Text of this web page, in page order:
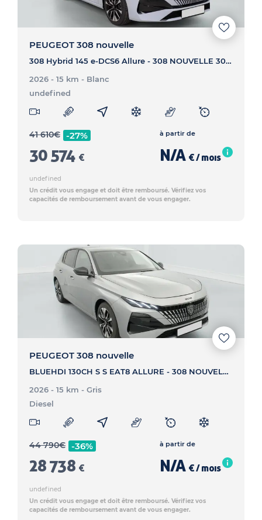
PEUGEOT 308 nouvelle
308 Hybrid 145 e-DCS6 Allure - 308 NOUVELLE 308 Hybrid 145 e-DCS6 Allure
2026 - 15 km - Blanc
undefined
41 610€ -27%
30 574 €
à partir de
N/A € / mois
undefined
Un crédit vous engage et doit être remboursé. Vérifiez vos
capacités de remboursement avant de vous engager.
PEUGEOT 308 nouvelle
BLUEHDI 130CH S S EAT8 ALLURE - 308 NOUVELLE BLUEHDI 130CH S S EAT8 ALLURE
2026 - 15 km - Gris
Diesel
44 790€ -36%
28 738 €
à partir de
N/A € / mois
undefined
Un crédit vous engage et doit être remboursé. Vérifiez vos
capacités de remboursement avant de vous engager.